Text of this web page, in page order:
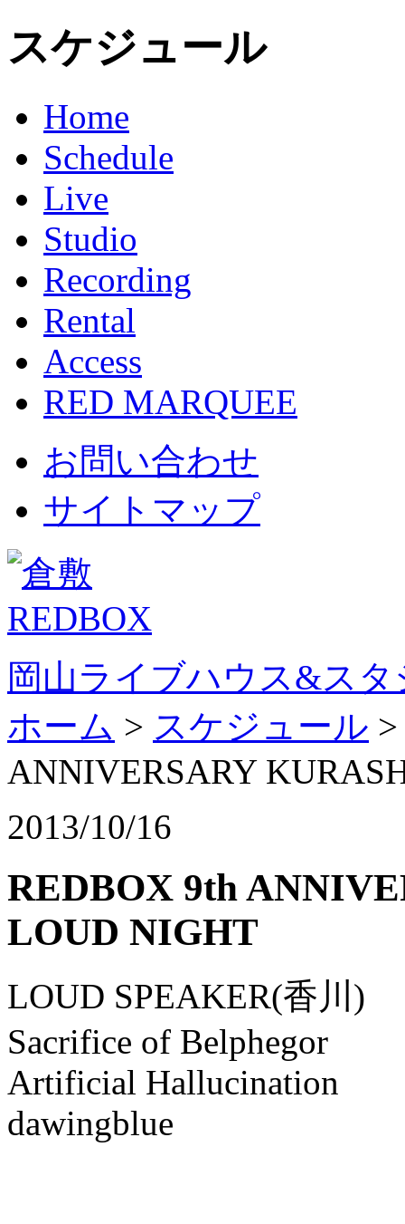
スケジュール
Home
Schedule
Live
Studio
Recording
Rental
Access
RED MARQUEE
お問い合わせ
サイトマップ
岡山ライブハウス&ス
ホーム > スケジュール
ANNIVERSARY
2013/10/16
REDBOX 9th
LOUD NIGHT
LOUD SPEAKER(香川)
Sacrifice of Belphegor
Artificial Hallucination
dawingblue